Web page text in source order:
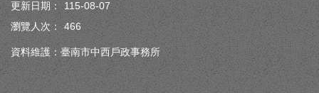
更新日期：
115-08-07
瀏覽人次：
466
資料維護：臺南市中西戶政事務所